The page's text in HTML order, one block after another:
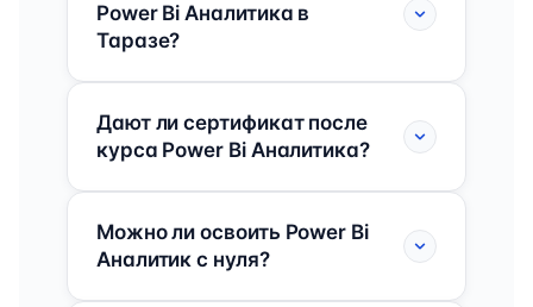
Power Bi Аналитика в
Таразе?
Дают ли сертификат после
курса Power Bi Аналитика?
Можно ли освоить Power Bi
Аналитик с нуля?